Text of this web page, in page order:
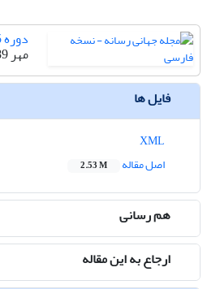
دوره 5، شماره 2
مهر 1389
فایل ها
اصل مقاله
2.53 M
هم رسانی
ارجاع به این مقاله